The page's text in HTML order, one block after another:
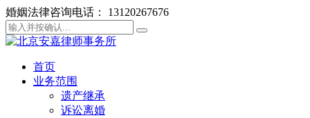
婚姻法律咨询电话： 13120267676
首页
业务范围
遗产继承
诉讼离婚